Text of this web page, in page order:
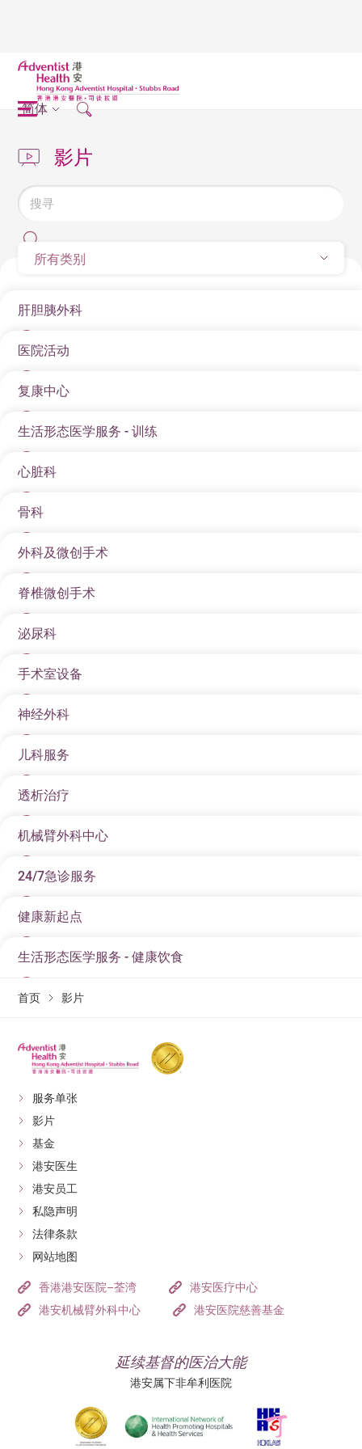
简体
影片
所有类别
肝胆胰外科
医院活动
复康中心
生活形态医学服务 - 训练
心脏科
骨科
外科及微创手术
脊椎微创手术
泌尿科
手术室设备
神经外科
儿科服务
透析治疗
机械臂外科中心
24/7急诊服务
健康新起点
生活形态医学服务 - 健康饮食
首页 影片
服务单张
影片
基金
港安医生
港安员工
私隐声明
法律条款
网站地图
香港港安医院–荃湾
港安医疗中心
港安机械臂外科中心
港安医院慈善基金
延续基督的医治大能
港安属下非牟利医院